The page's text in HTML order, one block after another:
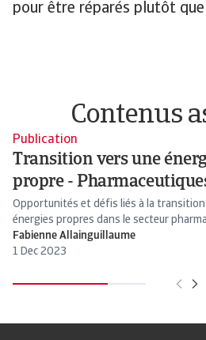
pour être réparés plutôt que
Contenus
Publication
Transition vers une
propre -
Opportunités et défis liés à la transition
énergies propres dans le secteur
Fabienne Allainguillaume
1 Dec 2023